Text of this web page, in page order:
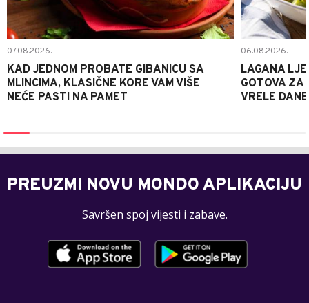
07.08.2026.
KAD JEDNOM PROBATE GIBANICU SA
MLINCIMA, KLASIČNE KORE VAM VIŠE
NEĆE PASTI NA PAMET
06.08.2026.
LAGANA
GOTOVA ZA
VRELE DANE
PREUZMI NOVU MONDO APLIKACIJU
Savršen spoj vijesti i zabave.